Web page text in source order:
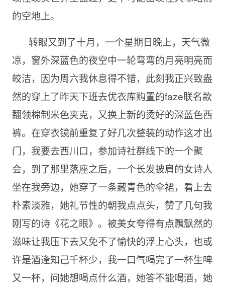
的空地上。
转眼又到了十月，一个星期日晚上，天气微
凉，窗外深蓝色的夜空中一轮弯弯的月亮明亮而
皎洁，因为周六我休息得不错，此刻我正兴致盎
然的穿上了昨天下班去优衣库购置的faze联名款
翻领棉制米色夹克，又换上新的烫好的深蓝色西
裤。在穿衣镜前重复了好几次整装的动作这才出
门，我要去西川口，参加诗社群线下的一个聚
会，到了那里落座之后，一个长发披肩的女诗人
坐在我旁边，她穿了一条藏青色的伞裙，看上去
朴素淡雅，她礼节性的朝我点点头，赞了几句我
刚写的诗《花之眼》。被美女夸得有点飘飘然的
滋味让我压下去又免不了愉快的浮上心头，也或
许是酒逢知己千杯少，我一口气喝完了一杯生啤
又一杯，问她想喝点什么酒，她答不能喝酒，她